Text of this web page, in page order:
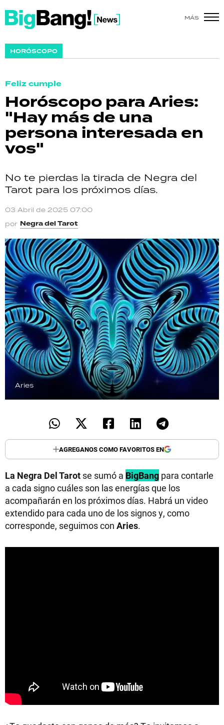
MÁS
HORÓSCOPO
Feliz cumple
Horóscopo para Aries:
"Hay más de una
persona interesada en
vos"
No te pierdas la tirada de Negra del
Tarot para los próximos días.
03 Abril de 2025 07:00
por Negra del Tarot
Aries
AGREGANOS COMO FAVORITOS EN
La Negra Del Tarot se sumó a BigBang para contarle
a cada signo cuáles son las energías que los
acompañarán en los próximos días. Habrá un video
extendido para cada uno de los signos y, como
corresponde, seguimos con Aries.
SHOW
ACTUALIDAD
POLICIALES
ECONOMÍA
SALUD
DEPORTES
TECNOLOGÍA
RECETAS
PALABRAS
HORÓSCOPO
Seguinos